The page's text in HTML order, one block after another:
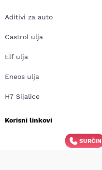
Aditivi za auto
Castrol ulja
Elf ulja
Eneos ulja
H7 Sijalice
Korisni linkovi
SURČIN